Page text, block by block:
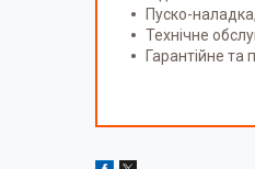
Пуско-
Технічне
Гарантійне та